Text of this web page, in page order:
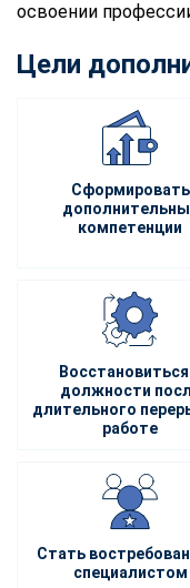
освоении
Цели
Сформировать
компетенции
должности
длительного
работе
Стать
специалистом